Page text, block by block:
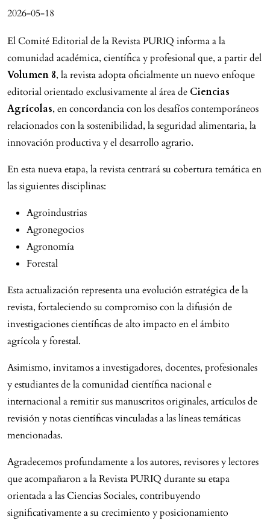
2026-05-18
El Comité Editorial de la Revista PURIQ informa a la
comunidad académica, científica y profesional que, a partir del
Volumen 8, la revista adopta oficialmente un nuevo enfoque
editorial orientado exclusivamente al área de Ciencias
Agrícolas, en concordancia con los desafíos contemporáneos
relacionados con la sostenibilidad, la seguridad alimentaria, la
innovación productiva y el desarrollo agrario.
En esta nueva etapa, la revista centrará su cobertura temática en
las siguientes disciplinas:
Agroindustrias
Agronegocios
Agronomía
Forestal
Esta actualización representa una evolución estratégica de la
revista, fortaleciendo su compromiso con la difusión de
investigaciones científicas de alto impacto en el ámbito
agrícola y forestal.
Asimismo, invitamos a investigadores, docentes, profesionales
y estudiantes de la comunidad científica nacional e
internacional a remitir sus manuscritos originales, artículos de
revisión y notas científicas vinculadas a las líneas temáticas
mencionadas.
Agradecemos profundamente a los autores, revisores y lectores
que acompañaron a la Revista PURIQ durante su etapa
orientada a las Ciencias Sociales, contribuyendo
significativamente a su crecimiento y posicionamiento